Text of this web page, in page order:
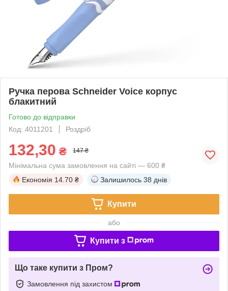
Ручка перова Schneider Voice корпус
блакитний
Готово до відправки
Код: 4011201
Роздріб
132,30 ₴ 147 ₴
Мінімальна сума замовлення на сайті — 600 ₴
Економія 14.70 ₴ Залишилось 38 днів
Купити
або
Купити з
Що таке купити з Пром?
Замовлення під захистом